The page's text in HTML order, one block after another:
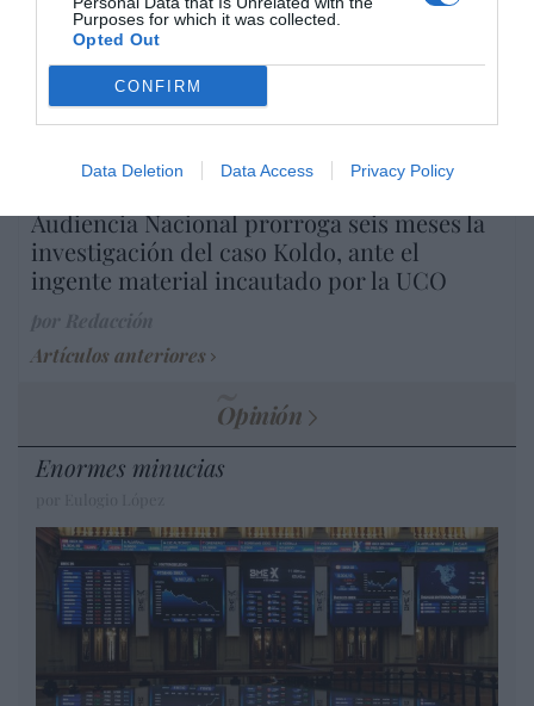
Purposes for which it was collected.
Opted Out
CONFIRM
Data Deletion Data Access Privacy Policy
por Hispanidad
Artículos anteriores
DIARIO DE LA CORRUPCIÓN SANCHISTA
Audiencia Nacional prorroga seis meses la
investigación del caso Koldo, ante el
ingente material incautado por la UCO
Artículos anteriores
Opinión
Enormes minucias